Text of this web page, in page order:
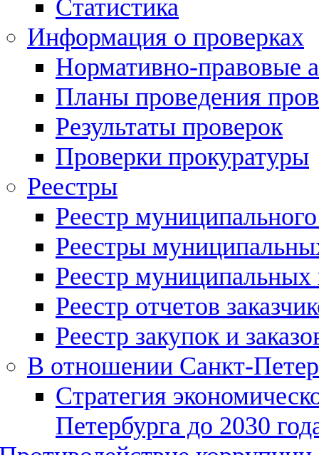
Статистика
Информация о проверках
Нормативно-правовые
Планы проведения
Результаты проверок
Проверки прокуратуры
Реестры
Реестр
Реестры
Реестр муниципальных
Реестр отчетов
Реестр закупок и
В отношении Санкт-
Стратегия
Петербурга до 2030